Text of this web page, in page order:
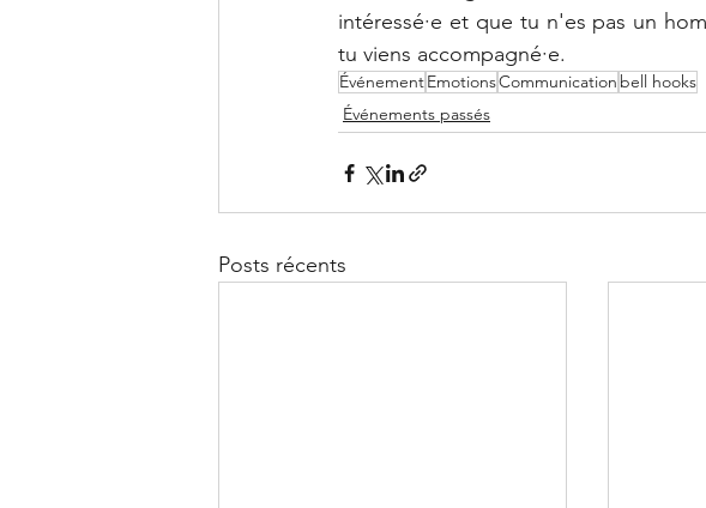
intéressé·e et que tu n'es pas un
tu viens accompagné·e.
ÉvénementEmotionsCommunication bell hooks
Événements passés
Posts récents